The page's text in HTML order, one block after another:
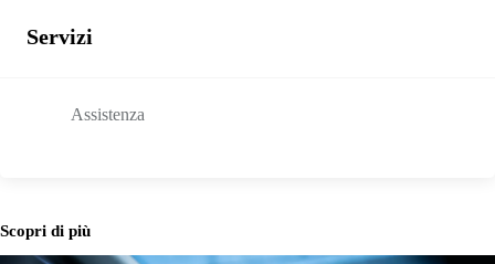
Servizi
Assistenza
Scopri di più